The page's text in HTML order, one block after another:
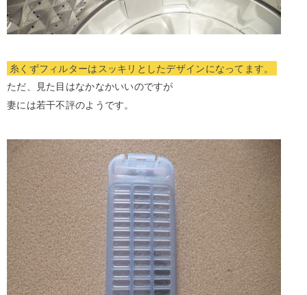
糸くずフィルターはスッキリとしたデザインになってます。
ただ、見た目はなかなかいいのですが
妻には若干不評のようです。